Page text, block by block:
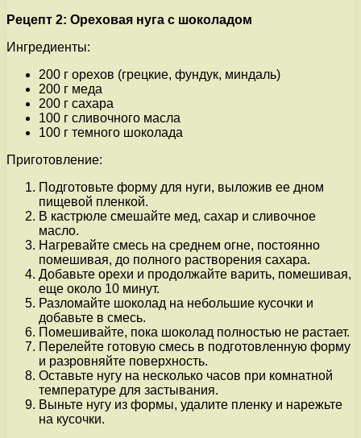
Рецепт 2: Ореховая нуга с шоколадом
Ингредиенты:
200 г орехов (грецкие, фундук, миндаль)
200 г меда
200 г сахара
100 г сливочного масла
100 г темного шоколада
Приготовление:
Подготовьте форму для нуги, выложив ее дном
пищевой пленкой.
В кастрюле смешайте мед, сахар и сливочное
масло.
Нагревайте смесь на среднем огне, постоянно
помешивая, до полного растворения сахара.
Добавьте орехи и продолжайте варить, помешивая,
еще около 10 минут.
Разломайте шоколад на небольшие кусочки и
добавьте в смесь.
Помешивайте, пока шоколад полностью не растает.
Перелейте готовую смесь в подготовленную форму
и разровняйте поверхность.
Оставьте нугу на несколько часов при комнатной
температуре для застывания.
Выньте нугу из формы, удалите пленку и нарежьте
на кусочки.